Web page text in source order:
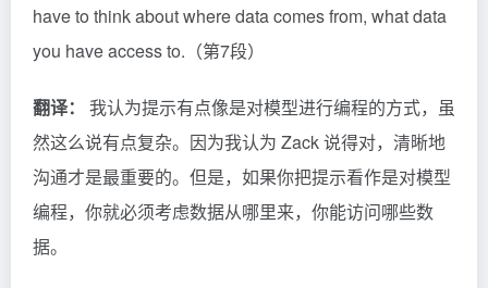
have to think about where data comes from, what data
you have access to.（第7段）
翻译：
我认为提示有点像是对模型进行编程的方式，虽
然这么说有点复杂。因为我认为 Zack 说得对，清晰地
沟通才是最重要的。但是，如果你把提示看作是对模型
编程，你就必须考虑数据从哪里来，你能访问哪些数
据。